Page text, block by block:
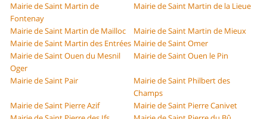
Mairie de Saint Martin de
Fontenay
Mairie de Saint Martin de la Lieue
Mairie de Saint Martin de Mailloc
Mairie de Saint Martin de Mieux
Mairie de Saint Martin des Entrées Mairie de Saint Omer
Mairie de Saint Ouen du Mesnil
Oger
Mairie de Saint Ouen le Pin
Mairie de Saint Pair
Mairie de Saint Philbert des
Champs
Mairie de Saint Pierre Azif
Mairie de Saint Pierre Canivet